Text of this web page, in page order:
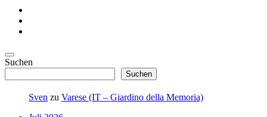
Seitenleiste
Seitenleiste
öffnen
Suchen
Suchen
Sven zu Varese (IT – Giardino della Memoria)